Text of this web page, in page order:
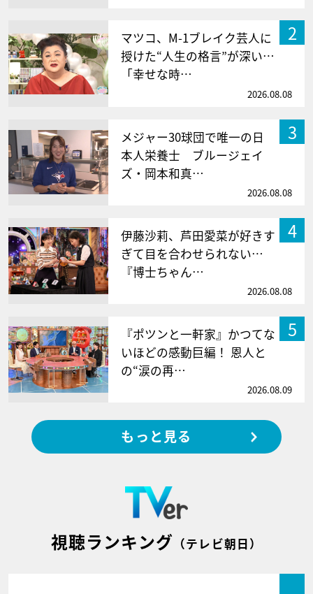
2
マツコ、M-1ブレイク芸人に
授けた“人生の格言”が深い…
「幸せな時…
2026.08.08
3
メジャー30球団で唯一の日
本人栄養士 ブルージェイ
ズ・岡本和真…
2026.08.08
4
伊藤沙莉、芦田愛菜が好きす
ぎて目を合わせられない…
『博士ちゃん…
2026.08.08
5
『ポツンと一軒家』かつてな
いほどの感動巨編！ 恩人と
の“涙の再…
2026.08.09
もっと見る
視聴ランキング （テレビ朝日）